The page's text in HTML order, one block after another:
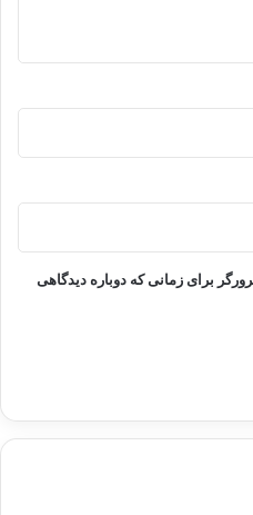
برای زمانی که دوباره دیدگاهی